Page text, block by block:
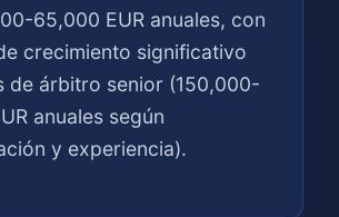
65,000 EUR anuales, con
crecimiento significativo
de árbitro senior (150,000-
anuales según
y experiencia).